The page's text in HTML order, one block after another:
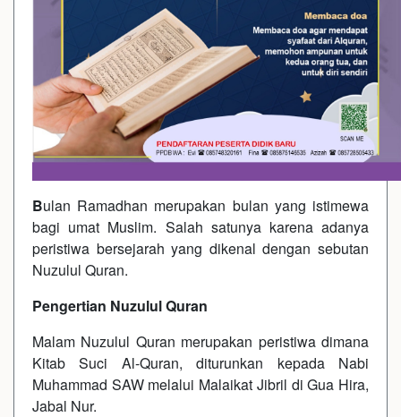
Bulan Ramadhan merupakan bulan yang istimewa
bagi umat Muslim. Salah satunya karena adanya
peristiwa bersejarah yang dikenal dengan sebutan
Nuzulul Quran.
Pengertian Nuzulul Quran
Malam Nuzulul Quran merupakan peristiwa dimana
Kitab Suci Al-Quran, diturunkan kepada Nabi
Muhammad SAW melalui Malaikat Jibril di Gua Hira,
Jabal Nur.